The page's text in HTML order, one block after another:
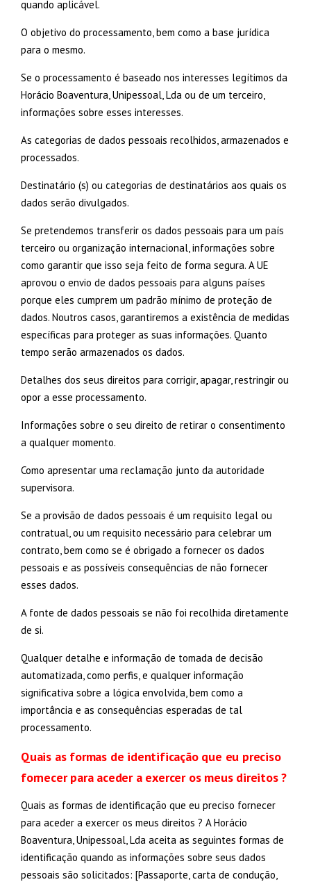
quando aplicável.
O objetivo do processamento, bem como a base jurídica
para o mesmo.
Se o processamento é baseado nos interesses legítimos da
Horácio Boaventura, Unipessoal, Lda ou de um terceiro,
informações sobre esses interesses.
As categorias de dados pessoais recolhidos, armazenados e
processados.
Destinatário (s) ou categorias de destinatários aos quais os
dados serão divulgados.
Se pretendemos transferir os dados pessoais para um país
terceiro ou organização internacional, informações sobre
como garantir que isso seja feito de forma segura. A UE
aprovou o envio de dados pessoais para alguns países
porque eles cumprem um padrão mínimo de proteção de
dados. Noutros casos, garantiremos a existência de medidas
específicas para proteger as suas informações. Quanto
tempo serão armazenados os dados.
Detalhes dos seus direitos para corrigir, apagar, restringir ou
opor a esse processamento.
Informações sobre o seu direito de retirar o consentimento
a qualquer momento.
Como apresentar uma reclamação junto da autoridade
supervisora.
Se a provisão de dados pessoais é um requisito legal ou
contratual, ou um requisito necessário para celebrar um
contrato, bem como se é obrigado a fornecer os dados
pessoais e as possíveis consequências de não fornecer
esses dados.
A fonte de dados pessoais se não foi recolhida diretamente
de si.
Qualquer detalhe e informação de tomada de decisão
automatizada, como perfis, e qualquer informação
significativa sobre a lógica envolvida, bem como a
importância e as consequências esperadas de tal
processamento.
Quais as formas de identificação que eu preciso
fornecer para aceder a exercer os meus direitos ?
Quais as formas de identificação que eu preciso fornecer
para aceder a exercer os meus direitos ? A Horácio
Boaventura, Unipessoal, Lda aceita as seguintes formas de
identificação quando as informações sobre seus dados
pessoais são solicitados: [Passaporte, carta de condução,